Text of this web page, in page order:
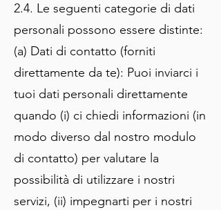
2.4. Le seguenti categorie di dati
personali possono essere distinte:
(a) Dati di contatto (forniti
direttamente da te): Puoi inviarci i
tuoi dati personali direttamente
quando (i) ci chiedi informazioni (in
modo diverso dal nostro modulo
di contatto) per valutare la
possibilità di utilizzare i nostri
servizi, (ii) impegnarti per i nostri